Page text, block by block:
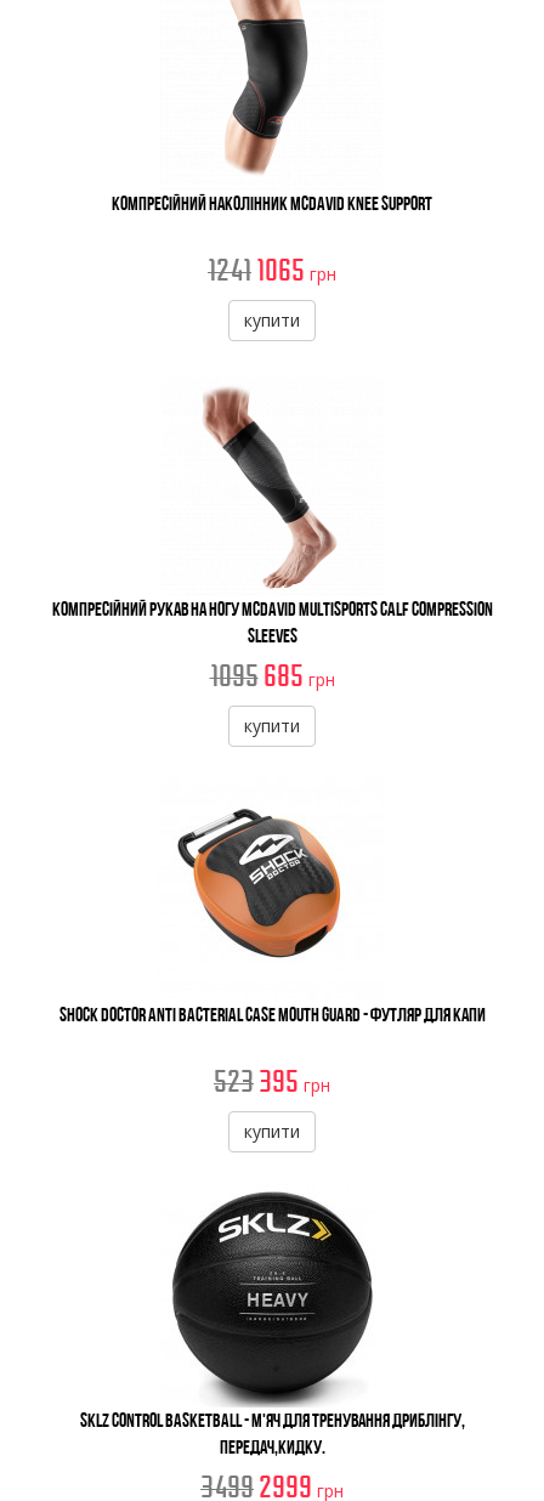
Компресійний наколінник McDavid Knee Support
12411065 грн
купити
Компресійний рукав на ногу McDavid Multisports Calf Compression
Sleeves
1095 685 грн
купити
Shock Doctor Anti Bacterial Case Mouth Guard - Футляр для капи
523395 грн
купити
SKLZ Control Basketball - М'яч Для Тренування Дриблінгу,
Передач,Кидку.
34992999 грн